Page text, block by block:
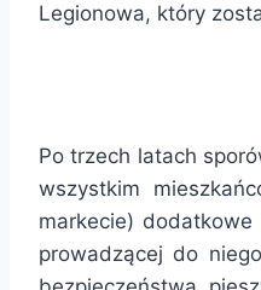
Legionowa, który
Po trzech latach
wszystkim
markecie)
prowadzącej do